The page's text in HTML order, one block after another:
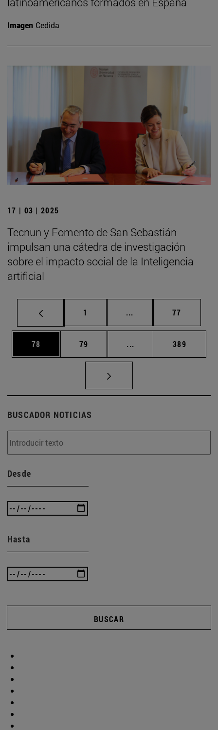
Imagen Cedida
17 | 03 | 2025
Tecnun y Fomento de San Sebastián
impulsan una cátedra de investigación
sobre el impacto social de la Inteligencia
artificial
Página
1 ... Páginas intermedias
Página
77
Página
78 Página
79 ... Páginas intermedias
Página
389
BUSCADOR NOTICIAS
Desde
Hasta
BUSCAR